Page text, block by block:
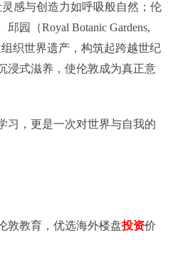
感与创造力如呼吸般自然；伦
园（Royal Botanic Gardens,
织世界遗产，构筑起跨越世纪
浸式滋养，使伦敦成为真正意
习，更是一次对世界与自我的
敦教育，优选海外楼盘投资价